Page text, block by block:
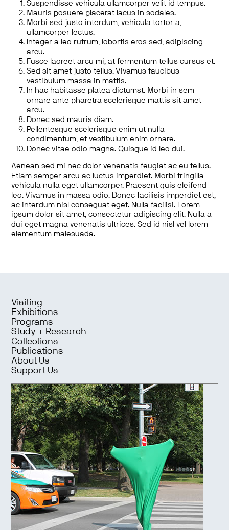
Suspendisse vehicula ullamcorper velit id tempus.
Mauris posuere placerat lacus in sodales.
Morbi sed justo interdum, vehicula tortor a,
ullamcorper lectus.
Integer a leo rutrum, lobortis eros sed, adipiscing
arcu.
Fusce laoreet arcu mi, at fermentum tellus cursus et.
Sed sit amet justo tellus. Vivamus faucibus
vestibulum massa in mattis.
In hac habitasse platea dictumst. Morbi in sem
ornare ante pharetra scelerisque mattis sit amet
arcu.
Donec sed mauris diam.
Pellentesque scelerisque enim ut nulla
condimentum, et vestibulum enim ornare.
Donec vitae odio magna. Quisque id leo dui.
Aenean sed mi nec dolor venenatis feugiat ac eu tellus.
Etiam semper arcu ac luctus imperdiet. Morbi fringilla
vehicula nulla eget ullamcorper. Praesent quis eleifend
leo. Vivamus in massa odio. Donec facilisis imperdiet est,
ac interdum nisl consequat eget. Nulla facilisi. Lorem
ipsum dolor sit amet, consectetur adipiscing elit. Nulla a
dui eget magna venenatis ultrices. Sed id nisl vel lorem
elementum malesuada.
Visiting
Exhibitions
Programs
Study + Research
Collections
Publications
About Us
Support Us